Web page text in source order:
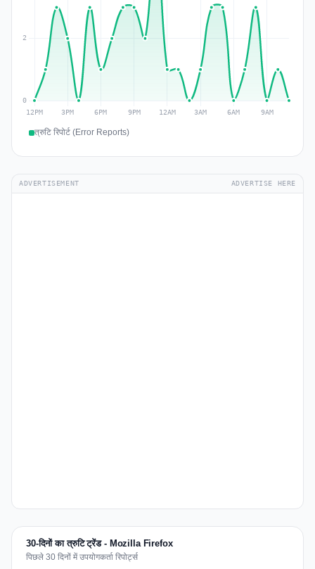
त्रुटि रिपोर्ट (Error Reports)
ADVERTISEMENT ADVERTISE HERE
30-दिनों का त्रुटि ट्रेंड - Mozilla Firefox
पिछले 30 दिनों में उपयोगकर्ता रिपोर्ट्स